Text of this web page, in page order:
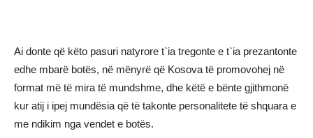
Ai donte që këto pasuri natyrore t`ia tregonte e t`ia prezantonte
edhe mbarë botës, në mënyrë që Kosova të promovohej në
format më të mira të mundshme, dhe këtë e bënte gjithmonë
kur atij i ipej mundësia që të takonte personalitete të shquara e
me ndikim nga vendet e botës.